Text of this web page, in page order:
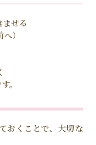
せる
）
。
おくことで、大切な